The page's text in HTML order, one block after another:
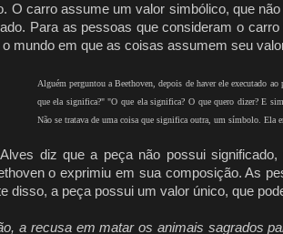
O carro assume um valor simbólico, que
Para as pessoas que consideram o
o mundo em que as coisas assumem seu
Alguém perguntou a Beethoven, depois de haver ele executado
que ela significa?" "O que ela significa? O que quero dizer? E
Não se tratava de uma coisa que significa outra, um símbolo. Ela
diz que a peça não possui
o exprimiu em sua composição. As
disso, a peça possui um valor único, que
a recusa em matar os animais sagrados